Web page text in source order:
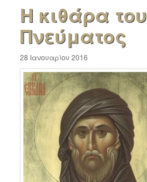
Η κιθάρα του
Πνεύματος
28 Ιανουαρίου 2016